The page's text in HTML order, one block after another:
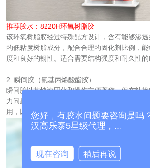
推荐胶水：8220H环氧树脂胶
该环氧树脂胶经过特殊配方设计，含有能够渗
的低粘度树脂成分，配合合理的固化剂比例，
度和良好的韧性。适合需要结构强度和耐久性的
2. 瞬间胶（氰基丙烯酸酯胶）
瞬间胶以其快速固化和操作方便著称，但在粘
力问题，单独使用经常难以获得理想强度。一
用，以激活PP表面并催化胶水固化，从而提升
您好，有胶水问题要咨询是吗
汉高乐泰5星级代理，...
现在咨询 稍后再说